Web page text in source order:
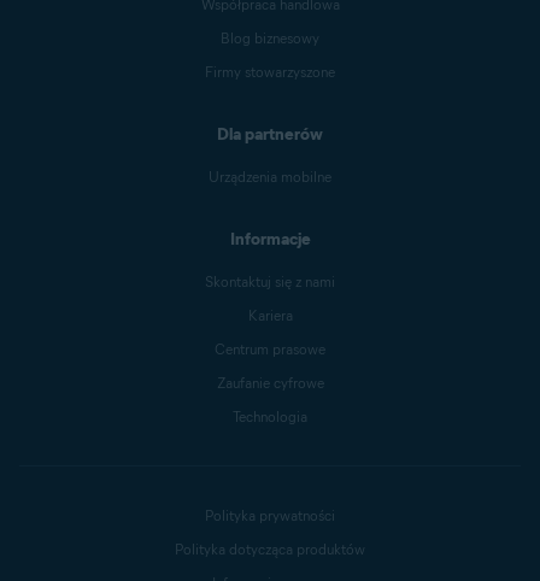
Współpraca handlowa
Blog biznesowy
Firmy stowarzyszone
Dla partnerów
Urządzenia mobilne
Informacje
Skontaktuj się z nami
Kariera
Centrum prasowe
Zaufanie cyfrowe
Technologia
Polityka prywatności
Polityka dotycząca produktów